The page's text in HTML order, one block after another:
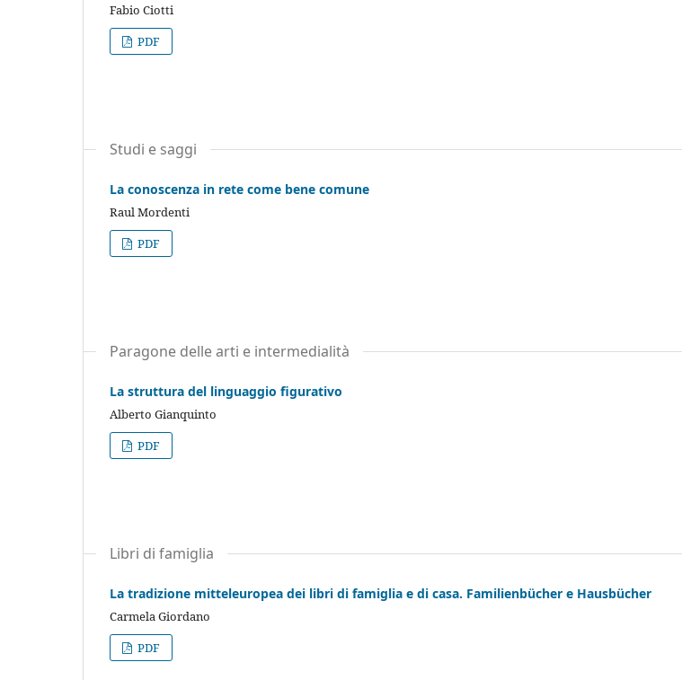
Fabio Ciotti
PDF
Studi e saggi
La conoscenza in rete come bene comune
Raul Mordenti
PDF
Paragone delle arti e intermedialità
La struttura del linguaggio figurativo
Alberto Gianquinto
PDF
Libri di famiglia
La tradizione mitteleuropea dei libri di famiglia e di casa. Familienbücher e Hausbücher
Carmela Giordano
PDF